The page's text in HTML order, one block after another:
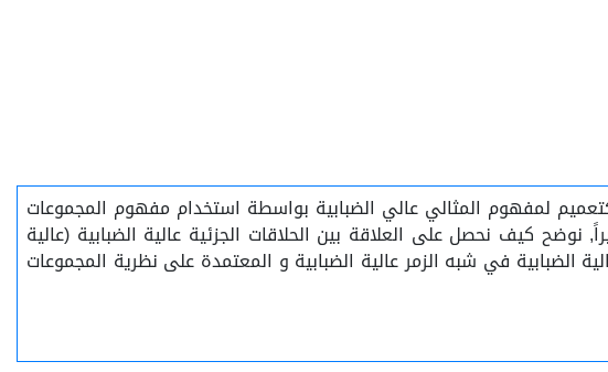
لمفهوم المثالي عالي الضبابية بواسطة استخدام مفهوم المجموعات
للعالم الرياضي”دافاز” ومفهوم المثالي الضبابي في نصف الزمر الموضح في المرجع [13] . اخيراً, نوضح كيف نحصل على العلاقة بين الحلاقات الجزئية عالية الضبابية (عالية
في المثاليات الثنائية عالية الضبابية في شبه الزمر عالية الضبابية و المعتمدة على نظرية المجموعات